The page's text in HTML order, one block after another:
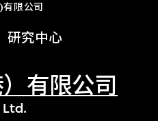
限公司
研究中心
有限公司
Ltd.